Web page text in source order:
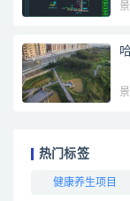
热门标签
健康养生项目